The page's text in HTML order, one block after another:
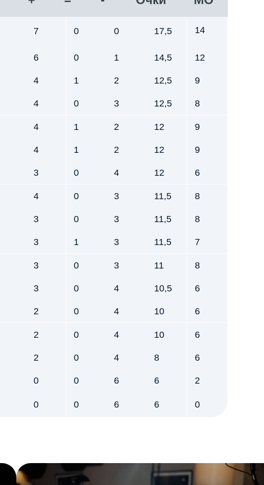
6 0 1 14,5 12
4 1 2 12,5 9
4 0 3 12,5 8
4 1 2 12 9
4 1 2 12 9
3 0 4 12 6
4 0 3 11,5 8
3 0 3 11,5 8
3 1 3 11,5 7
3 0 3 11 8
3 0 4 10,5 6
2 0 4 10 6
2 0 4 10 6
2 0 4 8 6
0 0 6 6 0
0 0 6 6 2
7 0 0 17,5 14